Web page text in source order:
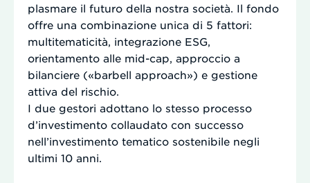
plasmare il futuro della nostra società. Il fondo
offre una combinazione unica di 5 fattori:
multitematicità, integrazione ESG,
orientamento alle mid-cap, approccio a
bilanciere («barbell approach») e gestione
attiva del rischio.
I due gestori adottano lo stesso processo
d’investimento collaudato con successo
nell’investimento tematico sostenibile negli
ultimi 10 anni.